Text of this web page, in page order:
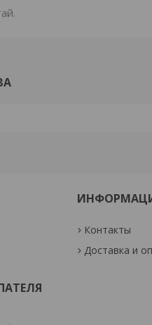
Контакты
Доставка и